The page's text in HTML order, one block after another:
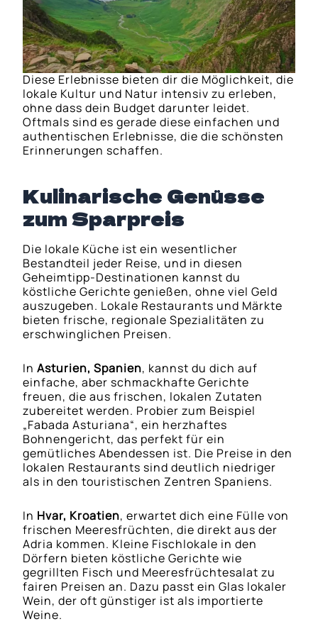
Diese Erlebnisse bieten dir die Möglichkeit, die
lokale Kultur und Natur intensiv zu erleben,
ohne dass dein Budget darunter leidet.
Oftmals sind es gerade diese einfachen und
authentischen Erlebnisse, die die schönsten
Erinnerungen schaffen.
Kulinarische Genüsse
zum Sparpreis
Die lokale Küche ist ein wesentlicher
Bestandteil jeder Reise, und in diesen
Geheimtipp-Destinationen kannst du
köstliche Gerichte genießen, ohne viel Geld
auszugeben. Lokale Restaurants und Märkte
bieten frische, regionale Spezialitäten zu
erschwinglichen Preisen.
InAsturien, Spanien, kannst du dich auf
einfache, aber schmackhafte Gerichte
freuen, die aus frischen, lokalen Zutaten
zubereitet werden. Probier zum Beispiel
„Fabada Asturiana“, ein herzhaftes
Bohnengericht, das perfekt für ein
gemütliches Abendessen ist. Die Preise in den
lokalen Restaurants sind deutlich niedriger
als in den touristischen Zentren Spaniens.
In Hvar, Kroatien, erwartet dich eine Fülle von
frischen Meeresfrüchten, die direkt aus der
Adria kommen. Kleine Fischlokale in den
Dörfern bieten köstliche Gerichte wie
gegrillten Fisch und Meeresfrüchtesalat zu
fairen Preisen an. Dazu passt ein Glas lokaler
Wein, der oft günstiger ist als importierte
Weine.